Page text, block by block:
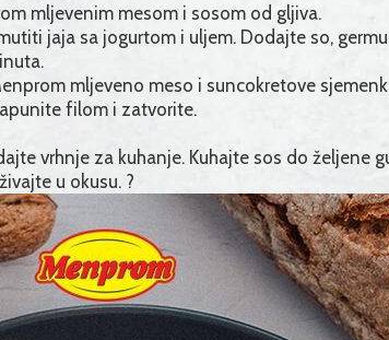
mljevenim mesom i sosom od gljiva.
jaja sa jogurtom i uljem. Dodajte so,
mljeveno meso i suncokretove
filom i zatvorite.
vrhnje za kuhanje. Kuhajte sos do željene
u okusu. ?